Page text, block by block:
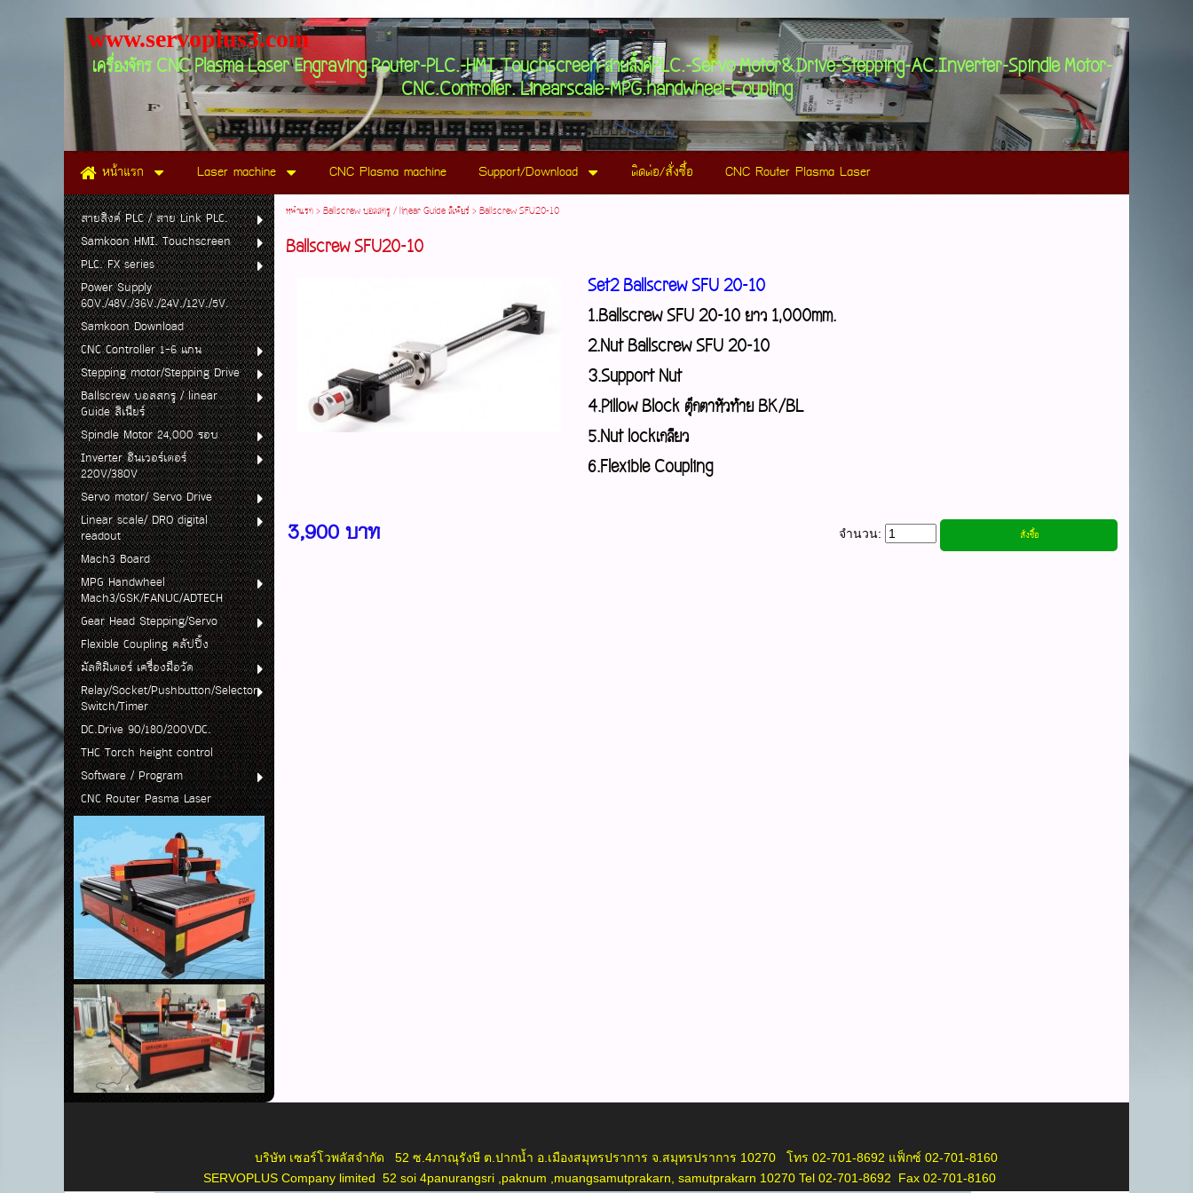
www.servoplus3.com
เครื่องจักร CNC Plasma Laser Engraving Router-PLC.-HMI.Touchscreen-สายลิ้งค์PLC.-Servo Motor&Drive-Stepping-AC.Inverter-Spindle Motor-
CNC.Controller. Linearscale-MPG.handwheel-Coupling
หน้าแรก Laser machine CNC Plasma machine Support/Download ติดต่อ/สั่งซื้อ CNC Router Plasma Laser
สายลิงค์ PLC / สาย Link PLC.
Samkoon HMI. Touchscreen
PLC. FX series
Power Supply
60V./48V./36V./24V./12V./5V.
Samkoon Download
CNC Controller 1-6 แกน
Stepping motor/Stepping Drive
Ballscrew บอลสกรู / linear
Guide ลิเนียร์
Spindle Motor 24,000 รอบ
Inverter อินเวอร์เตอร์
220V/380V
Servo motor/ Servo Drive
Linear scale/ DRO digital
readout
Mach3 Board
MPG Handwheel
Mach3/GSK/FANUC/ADTECH
Gear Head Stepping/Servo
Flexible Coupling คลัปปิ้ง
มัลติมิเตอร์ เครื่องมือวัด
Relay/Socket/Pushbutton/Selector
Switch/Timer
DC.Drive 90/180/200VDC.
THC Torch height control
Software / Program
CNC Router Pasma Laser
หน้าแรก>Ballscrew บอลสกรู / linear Guide ลิเนียร์>Ballscrew SFU20-10
Ballscrew SFU20-10
Set2 Ballscrew SFU 20-10
1.Ballscrew SFU 20-10 ยาว 1,000mm.
2.Nut Ballscrew SFU 20-10
3.Support Nut
4.Pillow Block ตุ๊กตาหัวท้าย BK/BL
5.Nut lockเกลียว
6.Flexible Coupling
3,900 บาท จำนวน:
บริษัท เซอร์โวพลัสจำกัด 52 ซ.4ภาณุรังษี ต.ปากน้ำ อ.เมืองสมุทรปราการ จ.สมุทรปราการ 10270 โทร 02-701-8692 แฟ็กซ์ 02-701-8160
SERVOPLUS Company limited 52 soi 4panurangsri ,paknum ,muangsamutprakarn, samutprakarn 10270 Tel 02-701-8692 Fax 02-701-8160